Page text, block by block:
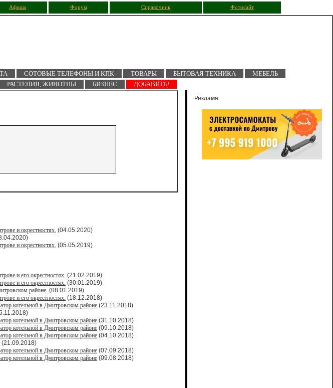
Афиша Форум Справочник Фотосайт
СОТОВЫЕ ТЕЛЕФОНЫ И КПК ТОВАРЫ БЫТОВАЯ ТЕХНИКА
МЕБЕЛЬ
РАСТЕНИЯ, ЖИВОТНЫ БИЗНЕС ДОБАВИТЬ!
и окрестностях. (04.05.2020)
и окрестностях. (05.05.2019)
и его окрестностях. (21.02.2019)
и его окрестностях. (30.01.2019)
районе. (08.01.2019)
и его окрестностях. (18.12.2018)
котельной в Дмитровском районе (23.11.2018)
котельной в Дмитровском районе (31.10.2018)
котельной в Дмитровском районе (09.10.2018)
котельной в Дмитровском районе (04.10.2018)
(21.09.2018)
котельной в Дмитровском районе (07.09.2018)
котельной в Дмитровском районе (09.08.2018)
Реклама: